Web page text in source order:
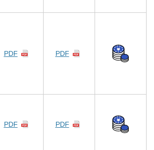
PDF PDF
PDF PDF